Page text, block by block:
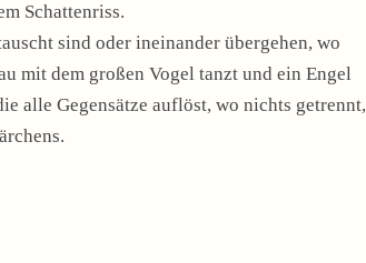
Schattenriss.
sind oder ineinander übergehen, wo
mit dem großen Vogel tanzt und ein Engel
alle Gegensätze auflöst, wo nichts getrennt,